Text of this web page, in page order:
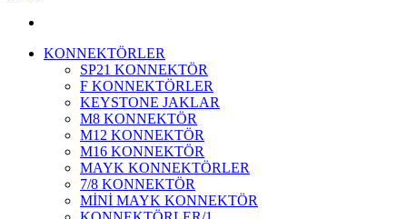
KONNEKTÖRLER
SP21 KONNEKTÖR
F KONNEKTÖRLER
KEYSTONE JAKLAR
M8 KONNEKTÖR
M12 KONNEKTÖR
M16 KONNEKTÖR
MAYK KONNEKTÖRLER
7/8 KONNEKTÖR
MİNİ MAYK KONNEKTÖR